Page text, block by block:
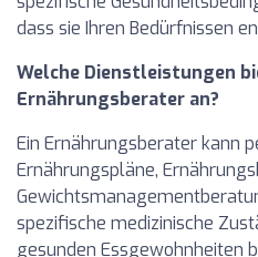
dass sie Ihren Bedürfnissen
Welche Dienstleistungen
Ernährungsberater an?
Ein Ernährungsberater kann
Ernährungspläne,
spezifische medizinische
gesunden Essgewohnheiten